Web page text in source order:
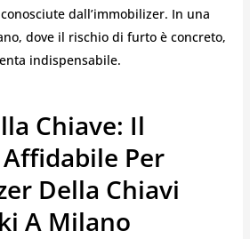
dall’immobilizer. In una
dove il rischio di furto è concreto,
indispensabile.
Chiave: Il
Per
Della Chiavi
A Milano